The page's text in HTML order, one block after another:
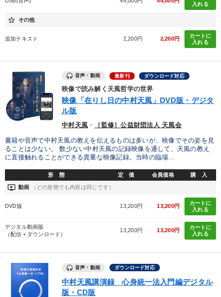
入れる
star_border その他
追加テキスト 2,200円 2,200円
カートに
入れる
音声・動画 最新刊 ダウンロード対応
映像で読み解く天風哲学の世界
映像「在りし日の中村天風」DVD版・デジタ
ル版
中村天風 ・ ［監修］公益財団法人 天風会
書籍や音声で中村天風の教えを伝えるものは多いが、映像でその姿を見
ることは少ない。 数少ない中村天風の記録映像を通して、天風の教え
に直接触れることができる貴重な映像記録。当時の臨場...
形 態 定 価 会員価格 購 入
ondemand_video 動画 （どの形態でも内容は同じです）
DVD版 13,200円 13,200円
カートに
入れる
デジタル動画版
（配信＋ダウンロード）
13,200円 13,200円
カートに
入れる
音声・動画 ダウンロード対応
中村天風講演録 心身統一法入門編デジタル
版・CD版